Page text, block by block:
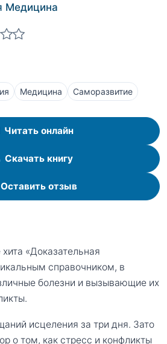
Медицина
Медицина Саморазвитие
Читать онлайн
Скачать книгу
Оставить отзыв
«Доказательная
справочником, в
болезни и вызывающие их
исцеления за три дня. Зато
о том, как стресс и конфликты